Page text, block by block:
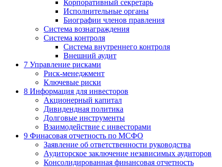
Корпоративный секретарь
Исполнительные органы
Биографии членов правления
Система вознаграждения
Система контроля
Система внутреннего контроля
Внешний аудит
7 Управление рисками
Риск-менеджмент
Ключевые риски
8 Информация для инвесторов
Акционерный капитал
Дивидендная политика
Долговые инструменты
Взаимодействие с инвеcторами
9 Финасовая отчетность по МСФО
Заявление об ответственности руководства
Аудиторское заключение независимых аудиторов
Консолидированная финансовая отчетность